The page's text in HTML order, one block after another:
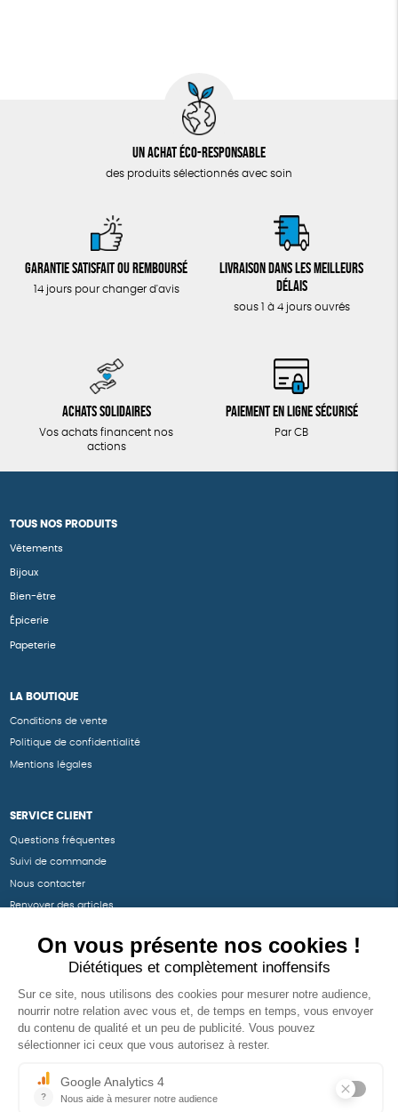
Un achat éco-responsable
des produits sélectionnés avec soin
Garantie satisfait ou remboursé
14 jours pour changer d'avis
Livraison dans les meilleurs
délais
sous 1 à 4 jours ouvrés
Achats solidaires
Vos achats financent nos
actions
Paiement en ligne sécurisé
Par CB
TOUS NOS PRODUITS
Vêtements
Bijoux
Bien-être
Épicerie
Papeterie
LA BOUTIQUE
Conditions de vente
Politique de confidentialité
Mentions légales
SERVICE CLIENT
Questions fréquentes
Suivi de commande
Nous contacter
Renvoyer des articles
SUIVEZ-NOUS
Une boutique élaborée avec